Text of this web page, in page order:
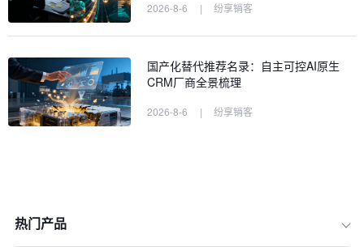
2026-8-6 | 纷享销客
国产化替代推荐名录：自主可控AI原生
CRM厂商全景梳理
2026-8-6 | 纷享销客
热门产品